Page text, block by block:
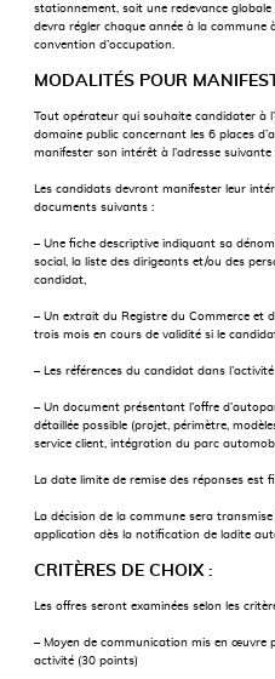
stationnement, soit une redevance
devra régler chaque année à la commune
convention d’occupation.
MODALITÉS POUR
Tout opérateur qui souhaite candidater à
domaine public concernant les 6 places
manifester son intérêt à l’adresse suivante
Les candidats devront manifester leur
documents suivants :
– Une fiche descriptive indiquant sa
social, la liste des dirigeants et/ou des
candidat,
– Un extrait du Registre du Commerce et
trois mois en cours de validité si le
– Les références du candidat dans
– Un document présentant l’offre
détaillée possible (projet, périmètre,
service client, intégration du parc
La date limite de remise des réponses est
La décision de la commune sera
application dès la notification de ladite
CRITÈRES DE CHOIX :
Les offres seront examinées selon les
– Moyen de communication mis en œuvre
activité (30 points)